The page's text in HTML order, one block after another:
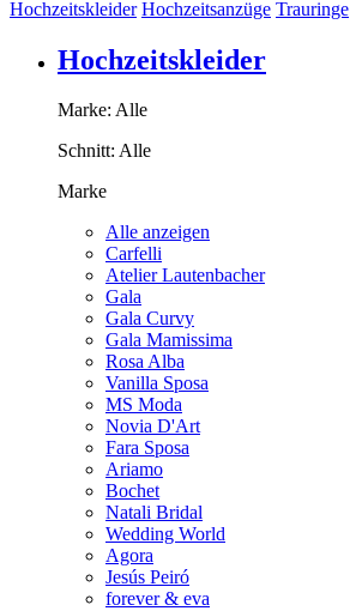
Hochzeitskleider Hochzeitsanzüge Trauringe
Hochzeitskleider
Marke: Alle
Schnitt: Alle
Marke
Alle anzeigen
Carfelli
Atelier Lautenbacher
Gala
Gala Curvy
Gala Mamissima
Rosa Alba
Vanilla Sposa
MS Moda
Novia D'Art
Fara Sposa
Ariamo
Bochet
Natali Bridal
Wedding World
Agora
Jesús Peiró
forever & eva